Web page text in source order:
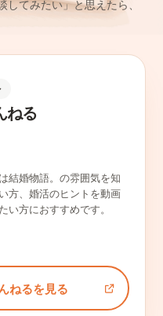
してみたい」と思えたら、
ねる
結婚物語。の雰囲気を知
方、婚活のヒントを動画
い方におすすめです。
ねるを見る